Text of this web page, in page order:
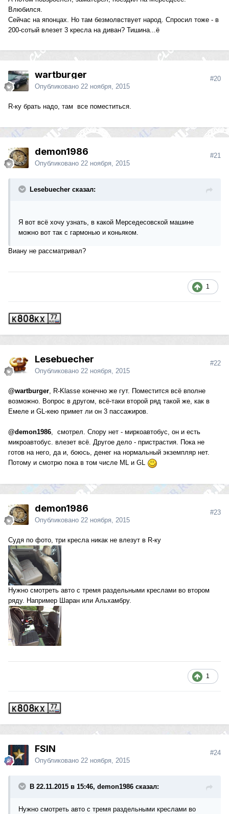
Влюбился.
Сейчас на японцах. Но там безмолвствует народ. Спросил тоже - в
200-сотый влезет 3 кресла на диван? Тишина...ё
wartburger
Опубликовано 22 ноября, 2015
#20
R-ку брать надо, там все поместиться.
demon1986
Опубликовано 22 ноября, 2015
#21
Lesebuecher сказал:
Я вот всё хочу узнать, в какой Мерседесовской машине
можно вот так с гармонью и коньяком.
Виану не рассматривал?
1
Lesebuecher
Опубликовано 22 ноября, 2015
#22
@wartburger, R-Klasse конечно же гут. Поместится всё вполне
возможно. Вопрос в другом, всё-таки второй ряд такой же, как в
Емеле и GL-кею примет ли он 3 пассажиров.
@demon1986, смотрел. Спору нет - миркоавтобус, он и есть
микроавтобус. влезет всё. Другое дело - пристрастия. Пока не
готов на него, да и, боюсь, денег на нормальный экземпляр нет.
Потому и смотрю пока в том числе ML и GL
demon1986
Опубликовано 22 ноября, 2015
#23
Судя по фото, три кресла никак не влезут в R-ку
Нужно смотреть авто с тремя раздельными креслами во втором
ряду. Например Шаран или Альхамбру.
1
FSIN
Опубликовано 22 ноября, 2015
#24
В 22.11.2015 в 15:46, demon1986 сказал:
Нужно смотреть авто с тремя раздельными креслами во